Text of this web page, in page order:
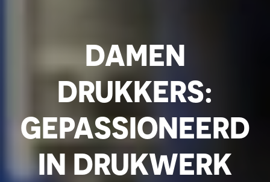
DAMEN
DRUKKERS:
GEPASSIONEERD
IN DRUKWERK